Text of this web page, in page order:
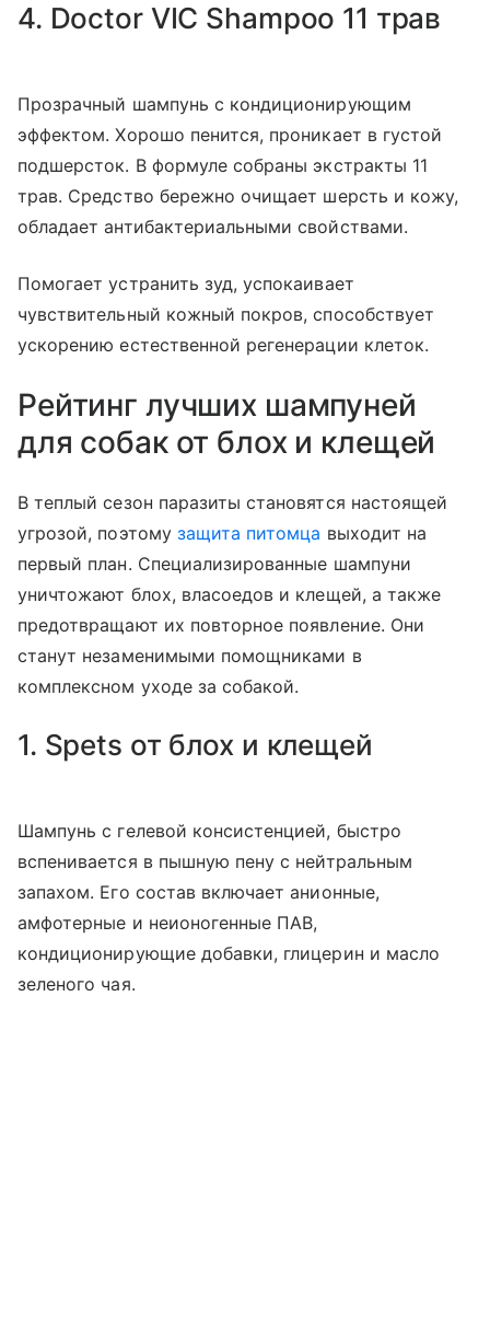
4. Doctor VIC Shampoo 11 трав
Прозрачный шампунь с кондиционирующим
эффектом. Хорошо пенится, проникает в густой
подшерсток. В формуле собраны экстракты 11
трав. Средство бережно очищает шерсть и кожу,
обладает антибактериальными свойствами.
Помогает устранить зуд, успокаивает
чувствительный кожный покров, способствует
ускорению естественной регенерации клеток.
Рейтинг лучших шампуней
для собак от блох и клещей
В теплый сезон паразиты становятся настоящей
угрозой, поэтому защита питомца выходит на
первый план. Специализированные шампуни
уничтожают блох, власоедов и клещей, а также
предотвращают их повторное появление. Они
станут незаменимыми помощниками в
комплексном уходе за собакой.
1. Spets от блох и клещей
Шампунь с гелевой консистенцией, быстро
вспенивается в пышную пену с нейтральным
запахом. Его состав включает анионные,
амфотерные и неионогенные ПАВ,
кондиционирующие добавки, глицерин и масло
зеленого чая.